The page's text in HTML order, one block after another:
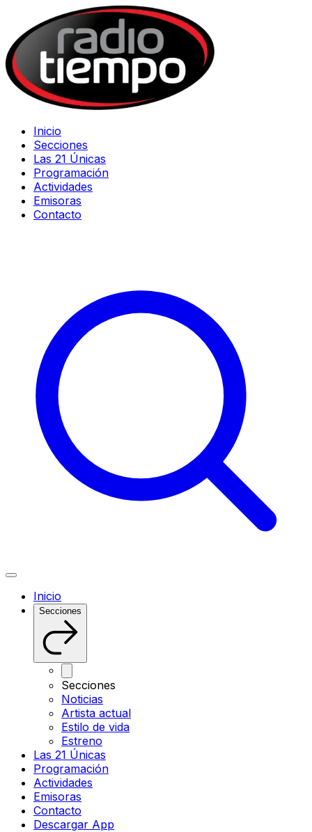
Inicio
Secciones
Las 21 Únicas
Programación
Actividades
Emisoras
Contacto
Inicio
Secciones
Secciones
Noticias
Artista actual
Estilo de vida
Estreno
Las 21 Únicas
Programación
Actividades
Emisoras
Contacto
Descargar App